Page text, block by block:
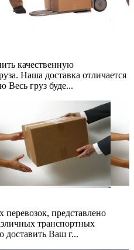
качественную
Наша доставка отличается
Весь груз буде...
представлено
транспортных
доставить Ваш г...